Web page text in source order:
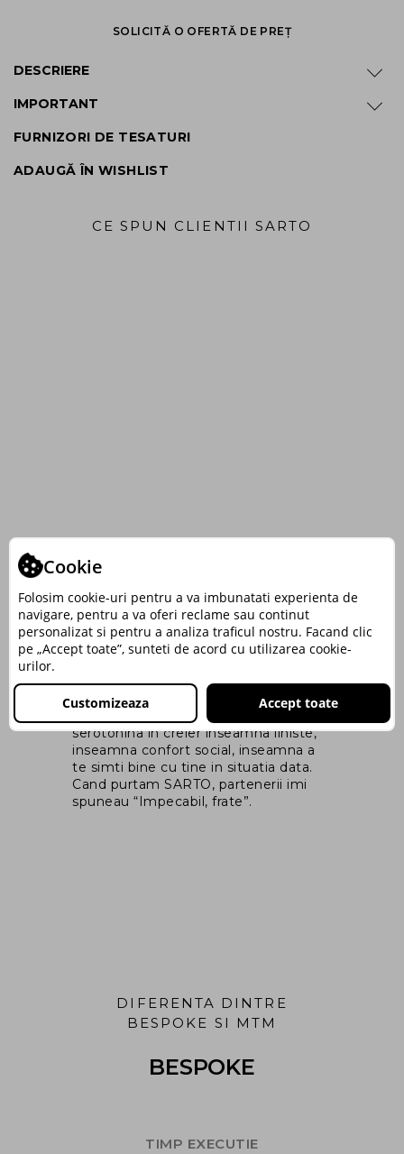
Cookie
Folosim cookie-uri pentru a va imbunatati experienta de
navigare, pentru a va oferi reclame sau continut
personalizat si pentru a analiza traficul nostru. Facand clic
pe „Accept toate”, sunteti de acord cu utilizarea cookie-
urilor.
Customizeaza Accept toate
SOLICITĂ O OFERTĂ DE PREȚ
DESCRIERE
IMPORTANT
FURNIZORI DE TESATURI
ADAUGĂ ÎN WISHLIST
CE SPUN CLIENTII SARTO
‒PAUL OLTEANU –
Master Trainer si Coach, Fondator
MindArchitect.Ro
In esenta, vestimentatia potrivita, in
care cand te imbraci iti place de tine,
iti creste nivelul de serotonina. Si
serotonina in creier inseamna liniste,
inseamna confort social, inseamna a
te simti bine cu tine in situatia data.
Cand purtam SARTO, partenerii imi
spuneau “Impecabil, frate”.
DIFERENTA DINTRE
BESPOKE SI MTM
BESPOKE
TIMP EXECUTIE